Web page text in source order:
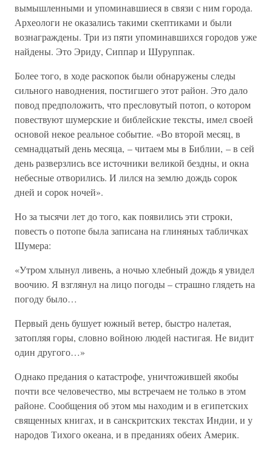
вымышленными и упоминавшиеся в связи с ним города.
Археологи не оказались такими скептиками и были
вознаграждены. Три из пяти упоминавшихся городов уже
найдены. Это Эриду, Сиппар и Шуруппак.
Более того, в ходе раскопок были обнаружены следы
сильного наводнения, постигшего этот район. Это дало
повод предположить, что пресловутый потоп, о котором
повествуют шумерские и библейские тексты, имел своей
основой некое реальное событие. «Во второй месяц, в
семнадцатый день месяца, – читаем мы в Библии, – в сей
день разверзлись все источники великой бездны, и окна
небесные отворились. И лился на землю дождь сорок
дней и сорок ночей».
Но за тысячи лет до того, как появились эти строки,
повесть о потопе была записана на глиняных табличках
Шумера:
«Утром хлынул ливень, а ночью хлебный дождь я увидел
воочию. Я взглянул на лицо погоды – страшно глядеть на
погоду было…
Первый день бушует южный ветер, быстро налетая,
затопляя горы, словно войною людей настигая. Не видит
один другого…»
Однако предания о катастрофе, уничтожившей якобы
почти все человечество, мы встречаем не только в этом
районе. Сообщения об этом мы находим и в египетских
священных книгах, и в санскритских текстах Индии, и у
народов Тихого океана, и в преданиях обеих Америк.